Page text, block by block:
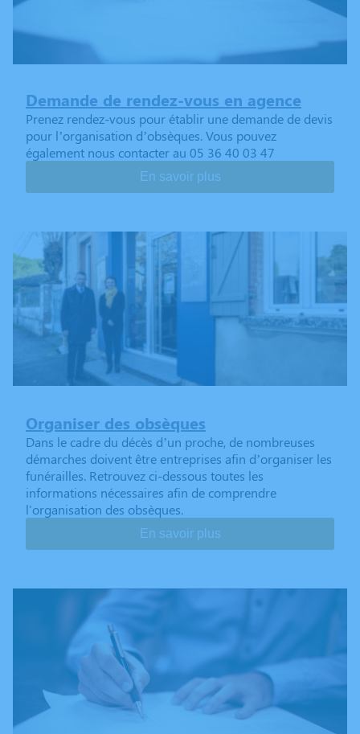
Demande de rendez-vous en agence
Prenez rendez-vous pour établir une demande de devis
pour l’organisation d’obsèques. Vous pouvez
également nous contacter au 05 36 40 03 47
En savoir plus
Organiser des obsèques
Dans le cadre du décès d’un proche, de nombreuses
démarches doivent être entreprises afin d’organiser les
funérailles. Retrouvez ci-dessous toutes les
informations nécessaires afin de comprendre
l'organisation des obsèques.
En savoir plus